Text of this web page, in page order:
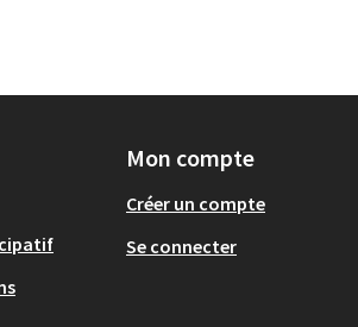
Mon compte
Créer un compte
Se connecter